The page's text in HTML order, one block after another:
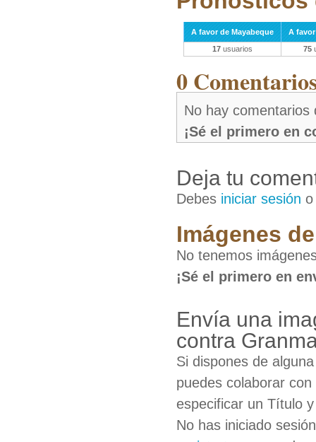
A favor de Mayabeque
A
17 usuarios 75
0
No hay comentarios
¡Sé el primero en
Deja tu
Debes iniciar sesión
Imágenes
No tenemos
¡Sé el primero en
Envía una
contra
Si dispones de
puedes colaborar
especificar un Título
No has iniciado